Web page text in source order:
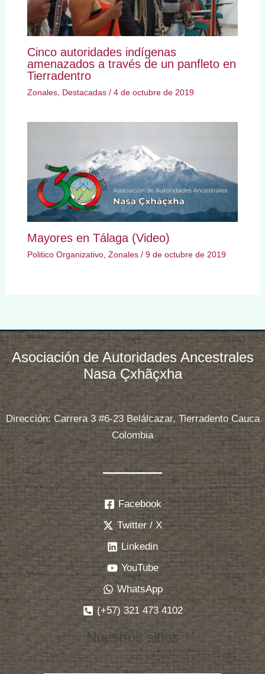
Cinco autoridades indígenas
amenazados a través de un panfleto en
Tierradentro
Zonales, Destacadas/ 4 de octubre de 2019
Mayores en Tálaga (Video)
Politico Organizativo, Zonales/ 9 de octubre de 2019
Asociación de Autoridades Ancestrales
Nasa Çxhãçxha
Dirección: Carrera 3 #6-23 Belálcazar, Tierradento Cauca
Colombia
Facebook
Twitter / X
Linkedin
YouTube
WhatsApp
(+57) 321 473 4102
Nuestros sitios